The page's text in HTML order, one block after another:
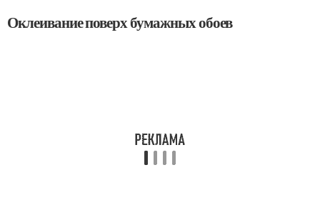
Оклеивание поверх бумажных обоев